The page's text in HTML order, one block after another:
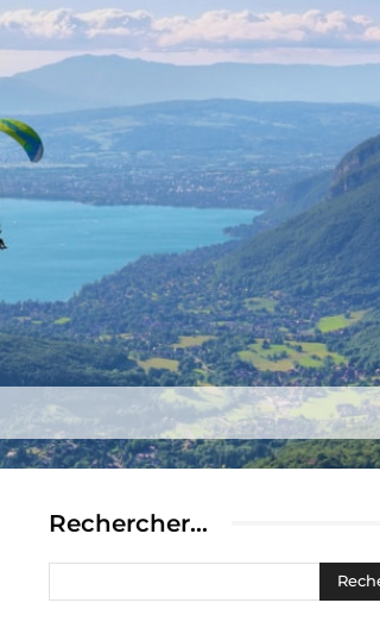
Alertez-nous
Rechercher…